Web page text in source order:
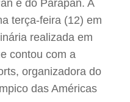
e do Parapan. A
terça-feira (12) em
realizada em
contou com a
organizadora do
das Américas